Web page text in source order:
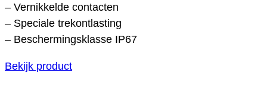
– Vernikkelde contacten
– Speciale trekontlasting
– Beschermingsklasse IP67
Bekijk product